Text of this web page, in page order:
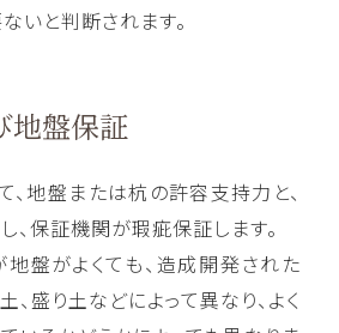
いと判断されます。
地盤保証
、地盤または杭の許容支持力と、
、保証機関が瑕疵保証します。
盤がよくても、造成開発された
盛り土などによって異なり、よく